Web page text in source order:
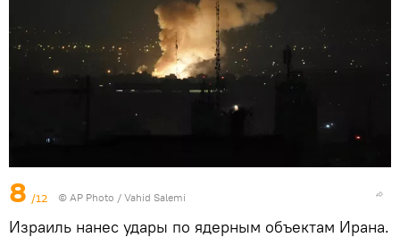
8 /12 © AP Photo / Vahid Salemi
Израиль нанес удары по ядерным объектам Ирана.